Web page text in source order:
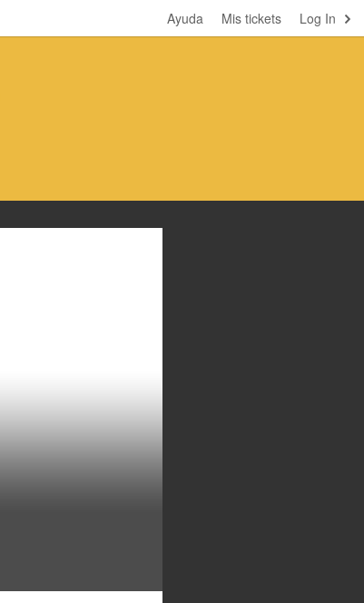
Log In
Mis tickets
Ayuda